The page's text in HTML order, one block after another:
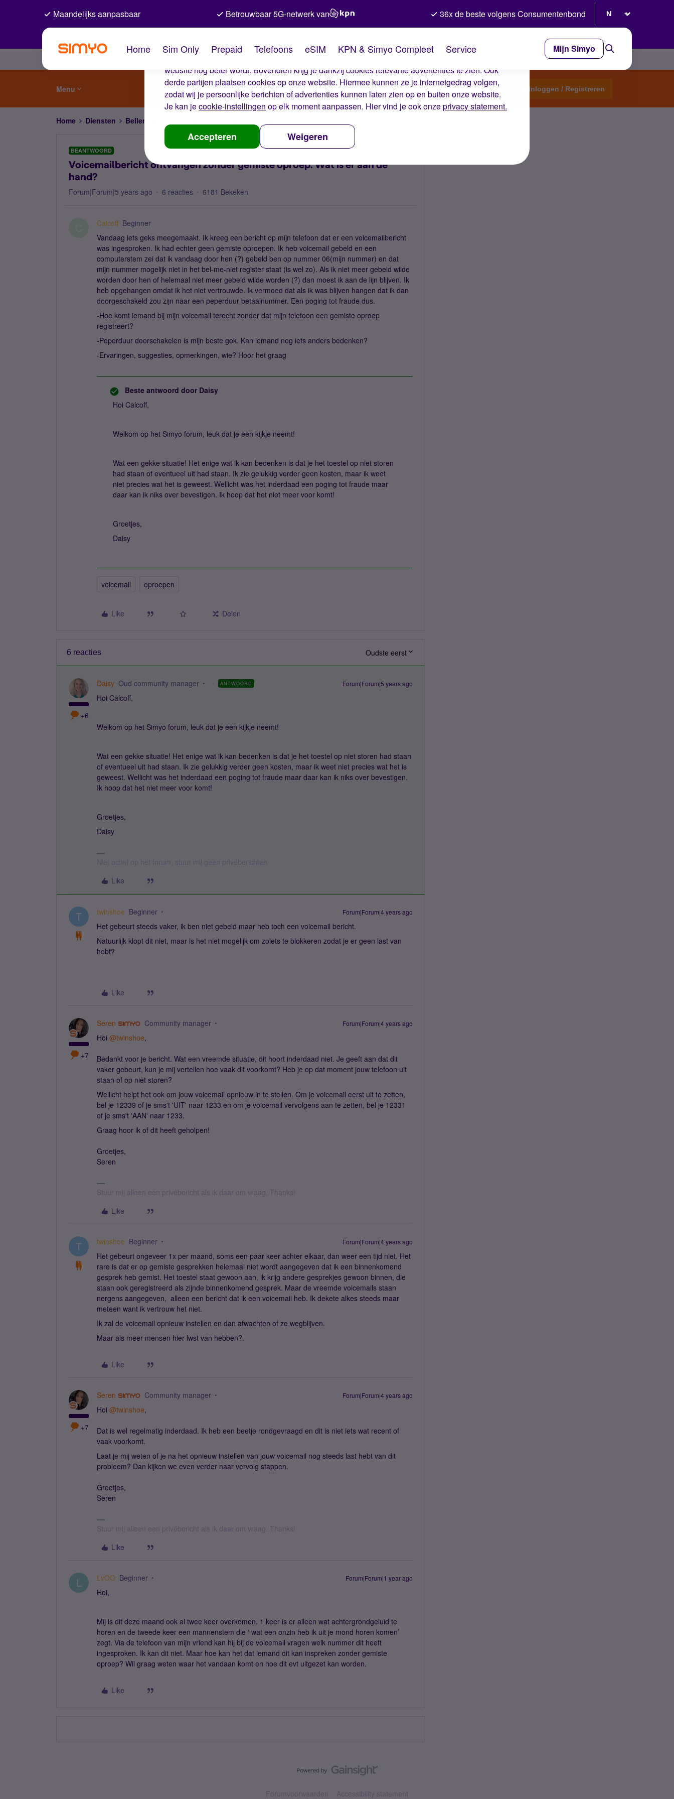
De cookies van Simyo
Wij gebruiken cookies op onze website. Met deze cookies zorgen wij ervoor dat je ervaring op de
website nog beter wordt. Bovendien krijg je dankzij cookies relevante advertenties te zien. Ook
derde partijen plaatsen cookies op onze website. Hiermee kunnen ze je internetgedrag volgen,
zodat wij je persoonlijke berichten of advertenties kunnen laten zien op en buiten onze website.
Je kan jecookie-instellingen op elk moment aanpassen. Hier vind je ook onzeprivacy statement.
Accepteren Weigeren
Maandelijks aanpasbaar Betrouwbaar 5G-netwerk van 36x de beste volgens Consumentenbond
Home Sim Only Prepaid Telefoons eSIM KPN & Simyo Compleet Service Mijn Simyo
Menu Start een topic Inloggen / Registreren
Home Diensten Bellen, sms'en, netwerk en nummerbehoud
BEANTWOORD
Voicemailbericht ontvangen zonder gemiste oproep. Wat is er aan de
hand?
Forum|Forum|5 years ago 6 reacties 6181 Bekeken
Calcoff Beginner
Vandaag iets geks meegemaakt. Ik kreeg een bericht op mijn telefoon dat er een voicemailbericht
was ingesproken. Ik had echter geen gemiste oproepen. Ik heb voicemail gebeld en een
computerstem zei dat ik vandaag door hen (?) gebeld ben op nummer 06(mijn nummer) en dat
mijn nummer mogelijk niet in het bel-me-niet register staat (is wel zo). Als ik niet meer gebeld wilde
worden door hen of helemaal niet meer gebeld wilde worden (?) dan moest ik aan de lijn blijven. Ik
heb opgehangen omdat ik het niet vertrouwde. Ik vermoed dat als ik was blijven hangen dat ik dan
doorgeschakeld zou zijn naar een peperduur betaalnummer. Een poging tot fraude dus.
-Hoe komt iemand bij mijn voicemail terecht zonder dat mijn telefoon een gemiste oproep
registreert?
-Peperduur doorschakelen is mijn beste gok. Kan iemand nog iets anders bedenken?
-Ervaringen, suggesties, opmerkingen, wie? Hoor het graag
Beste antwoord door Daisy
Hoi Calcoff,
Welkom op het Simyo forum, leuk dat je een kijkje neemt!
Wat een gekke situatie! Het enige wat ik kan bedenken is dat je het toestel op niet storen
had staan of eventueel uit had staan. Ik zie gelukkig verder geen kosten, maar ik weet
niet precies wat het is geweest. Wellicht was het inderdaad een poging tot fraude maar
daar kan ik niks over bevestigen. Ik hoop dat het niet meer voor komt!
Groetjes,
Daisy
voicemail oproepen
Like Delen
6 reacties Oudste eerst
+6
Daisy Oud community manager ANTWOORD Forum|Forum|5 years ago
Hoi Calcoff,
Welkom op het Simyo forum, leuk dat je een kijkje neemt!
Wat een gekke situatie! Het enige wat ik kan bedenken is dat je het toestel op niet storen had staan
of eventueel uit had staan. Ik zie gelukkig verder geen kosten, maar ik weet niet precies wat het is
geweest. Wellicht was het inderdaad een poging tot fraude maar daar kan ik niks over bevestigen.
Ik hoop dat het niet meer voor komt!
Groetjes,
Daisy
Like
T twinshoe Beginner Forum|Forum|4 years ago
Het gebeurt steeds vaker, ik ben niet gebeld maar heb toch een voicemail bericht.
Natuurlijk klopt dit niet, maar is het niet mogelijk om zoiets te blokkeren zodat je er geen last van
hebt?
Like
+7
Seren Community manager Forum|Forum|4 years ago
Hoi @twinshoe,
Bedankt voor je bericht. Wat een vreemde situatie, dit hoort inderdaad niet. Je geeft aan dat dit
vaker gebeurt, kun je mij vertellen hoe vaak dit voorkomt? Heb je op dat moment jouw telefoon uit
staan of op niet storen?
Wellicht helpt het ook om jouw voicemail opnieuw in te stellen. Om je voicemail eerst uit te zetten,
bel je 12339 of je sms't 'UIT' naar 1233 en om je voicemail vervolgens aan te zetten, bel je 12331
of je sms't 'AAN' naar 1233.
Graag hoor ik of dit heeft geholpen!
Groetjes,
Seren
Stuur mij alleen een privébericht als ik daar om vraag. Thanks!
Like
T twinshoe Beginner Forum|Forum|4 years ago
Het gebeurt ongeveer 1x per maand, soms een paar keer achter elkaar, dan weer een tijd niet. Het
rare is dat er op gemiste gesprekken helemaal niet wordt aangegeven dat ik een binnenkomend
gesprek heb gemist. Het toestel staat gewoon aan, ik krijg andere gesprekjes gewoon binnen, die
staan ook geregistreerd als zijnde binnenkomend gesprek. Maar de vreemde voicemails staan
nergens aangegeven, alleen een bericht dat ik een voicemail heb. Ik dekete alkes steeds maar
meteen want ik vertrouw het niet.
Ik zal de voicemail opnieuw instellen en dan afwachten of ze wegblijven.
Maar als meer mensen hier lwst van hebben?.
Like
+7
Seren Community manager Forum|Forum|4 years ago
Hoi @twinshoe,
Dat is wel regelmatig inderdaad. Ik heb een beetje rondgevraagd en dit is niet iets wat recent of
vaak voorkomt.
Laat je mij weten of je na het opnieuw instellen van jouw voicemail nog steeds last hebt van dit
probleem? Dan kijken we even verder naar vervolg stappen.
Groetjes,
Seren
Stuur mij alleen een privébericht als ik daar om vraag. Thanks!
Like
L LvOO Beginner Forum|Forum|1 year ago
Hoi,
Mij is dit deze maand ook al twee keer overkomen. 1 keer is er alleen wat achtergrondgeluid te
horen en de tweede keer een mannenstem die ‘ wat een onzin heb ik uit je mond horen komen’
zegt. Via de telefoon van mijn vriend kan hij bij de voicemail vragen welk nummer dit heeft
ingesproken. Ik kan dit niet. Maar hoe kan het dat iemand dit kan inspreken zonder gemiste
oproep? Wil graag weten waar het vandaan komt en hoe dit evt uitgezet kan worden.
Like
Forumvoorwaarden Accessibility statement